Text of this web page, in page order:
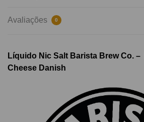
Avaliações 0
Líquido Nic Salt Barista Brew Co. –
Cheese Danish